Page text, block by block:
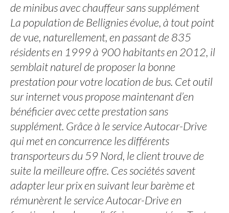
de minibus avec chauffeur sans supplément
La population de Bellignies évolue, à tout point
de vue, naturellement, en passant de 835
résidents en 1999 à 900 habitants en 2012, il
semblait naturel de proposer la bonne
prestation pour votre location de bus. Cet outil
sur internet vous propose maintenant d’en
bénéficier avec cette prestation sans
supplément. Grâce à le service Autocar-Drive
qui met en concurrence les différents
transporteurs du 59 Nord, le client trouve de
suite la meilleure offre. Ces sociétés savent
adapter leur prix en suivant leur barème et
rémunèrent le service Autocar-Drive en